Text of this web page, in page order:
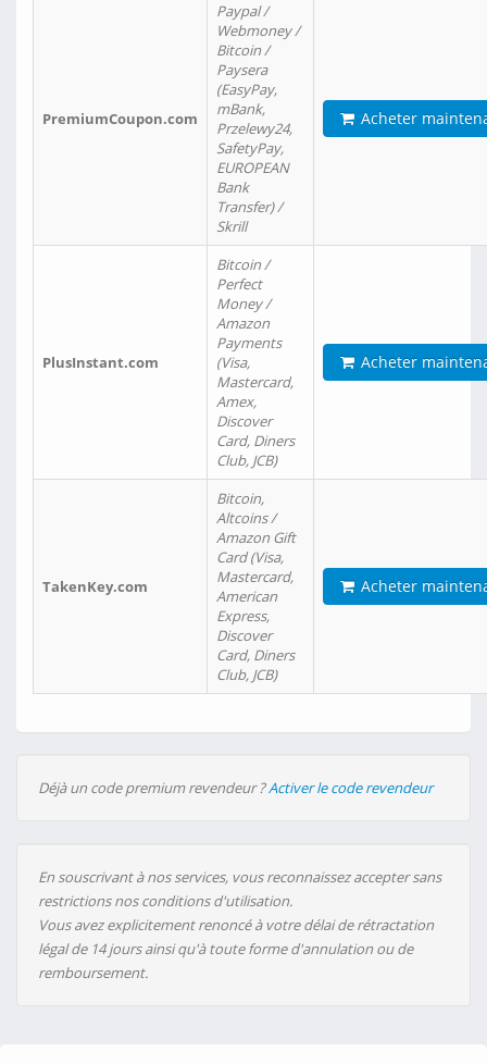
PremiumCoupon.com
Paypal /
Webmoney /
Bitcoin /
Paysera
(EasyPay,
mBank,
Przelewy24,
SafetyPay,
EUROPEAN
Bank
Transfer) /
Skrill
Acheter
PlusInstant.com
Bitcoin /
Perfect
Money /
Amazon
Payments
(Visa,
Mastercard,
Amex,
Discover
Card, Diners
Club, JCB)
Acheter
TakenKey.com
Bitcoin,
Altcoins /
Amazon Gift
Card (Visa,
Mastercard,
American
Express,
Discover
Card, Diners
Club, JCB)
Acheter
Déjà un code premium revendeur ?Activer le code revendeur
En souscrivant à nos services, vous reconnaissez accepter sans
restrictions nos conditions d'utilisation.
Vous avez explicitement renoncé à votre délai de rétractation
légal de 14 jours ainsi qu'à toute forme d'annulation ou de
remboursement.